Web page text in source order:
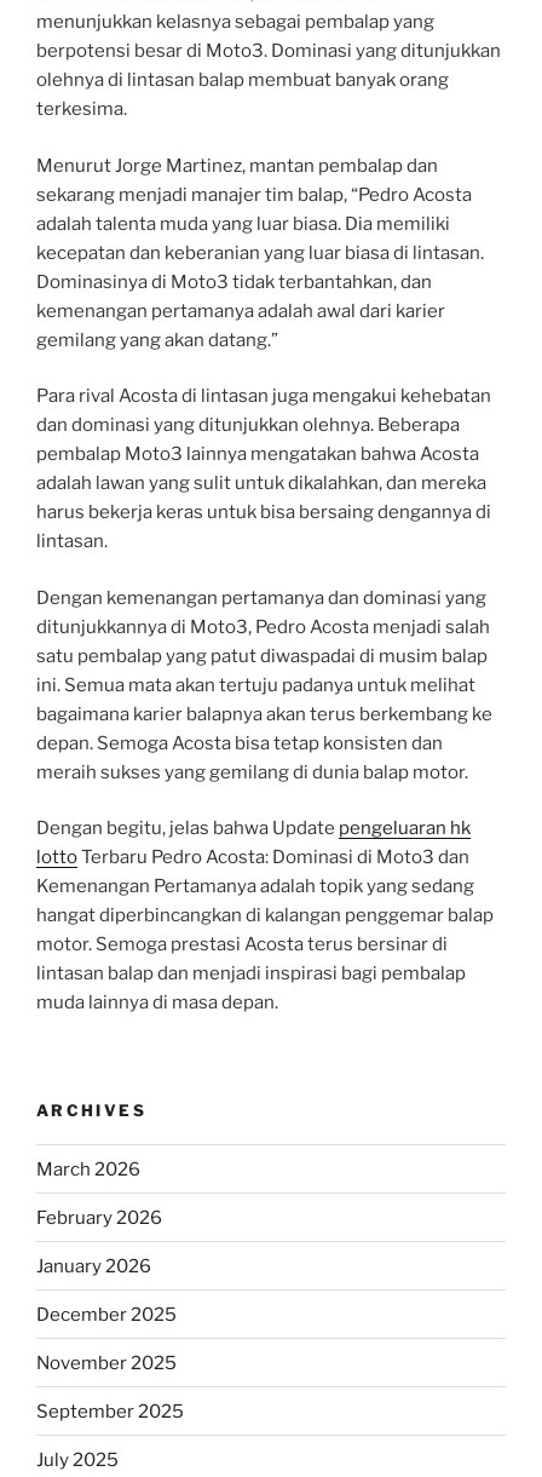
menunjukkan kelasnya sebagai pembalap yang
berpotensi besar di Moto3. Dominasi yang ditunjukkan
olehnya di lintasan balap membuat banyak orang
terkesima.
Menurut Jorge Martinez, mantan pembalap dan
sekarang menjadi manajer tim balap, “Pedro Acosta
adalah talenta muda yang luar biasa. Dia memiliki
kecepatan dan keberanian yang luar biasa di lintasan.
Dominasinya di Moto3 tidak terbantahkan, dan
kemenangan pertamanya adalah awal dari karier
gemilang yang akan datang.”
Para rival Acosta di lintasan juga mengakui kehebatan
dan dominasi yang ditunjukkan olehnya. Beberapa
pembalap Moto3 lainnya mengatakan bahwa Acosta
adalah lawan yang sulit untuk dikalahkan, dan mereka
harus bekerja keras untuk bisa bersaing dengannya di
lintasan.
Dengan kemenangan pertamanya dan dominasi yang
ditunjukkannya di Moto3, Pedro Acosta menjadi salah
satu pembalap yang patut diwaspadai di musim balap
ini. Semua mata akan tertuju padanya untuk melihat
bagaimana karier balapnya akan terus berkembang ke
depan. Semoga Acosta bisa tetap konsisten dan
meraih sukses yang gemilang di dunia balap motor.
Dengan begitu, jelas bahwa Update pengeluaran hk
lottoTerbaru Pedro Acosta: Dominasi di Moto3 dan
Kemenangan Pertamanya adalah topik yang sedang
hangat diperbincangkan di kalangan penggemar balap
motor. Semoga prestasi Acosta terus bersinar di
lintasan balap dan menjadi inspirasi bagi pembalap
muda lainnya di masa depan.
ARCHIVES
March 2026
February 2026
January 2026
December 2025
November 2025
September 2025
July 2025